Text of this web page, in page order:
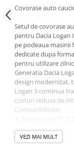
Stergatoare Parbriz
Suport Auto
Suporti Numar
Suporti Pahar Auto
Suporti Telefon
Tetiera Auto
COVORASE AUTO
Covorase BMW
Covorase auto
Setul de covorase
pentru Dacia
pe podeaua masinii
dedicate dupa
pentru utilizare
Generatia Dacia
design modernizat,
Logan 3 continua
costuri reduse de
Compatibilitate:
✔ Dacia Logan 3
✔ motorizari Benzina
VEZI MAI MULT